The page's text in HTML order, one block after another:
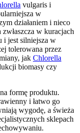
vulgaris i
w
działaniem i nieco
w kuracjach
i jest silniejsza w
tolerowana przez
jak Chlorella
biomasy czy
formę produktu.
i łatwo go
wygodę, a świeża
sklepach